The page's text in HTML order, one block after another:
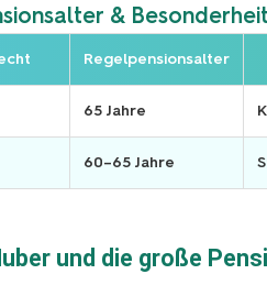
&
Regelpensionsalter
65 Jahre
60–65 Jahre
und die große